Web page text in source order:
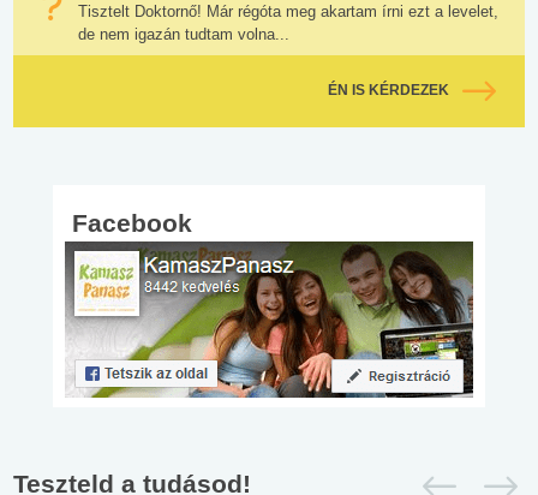
Tisztelt Doktornő! Már régóta meg akartam írni ezt a levelet,
de nem igazán tudtam volna...
ÉN IS KÉRDEZEK
Facebook
Teszteld a tudásod!